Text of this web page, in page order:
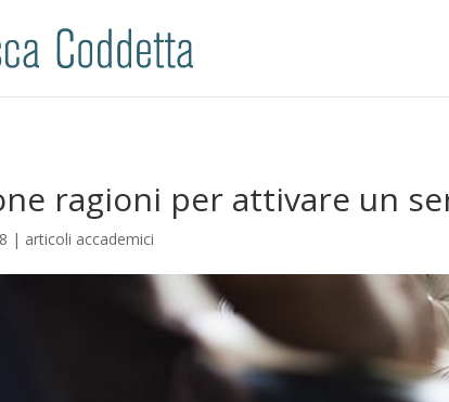
ragioni per attivare un
| articoli accademici